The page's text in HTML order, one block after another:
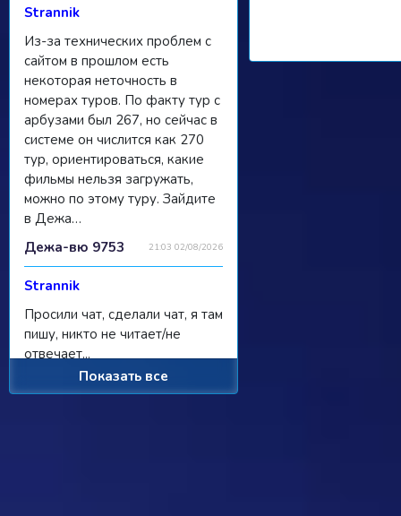
Strannik
Из-за технических проблем с
сайтом в прошлом есть
некоторая неточность в
номерах туров. По факту тур с
арбузами был 267, но сейчас в
системе он числится как 270
тур, ориентироваться, какие
фильмы нельзя загружать,
можно по этому туру. Зайдите
в Дежа…
21:03 02/08/2026
Дежа-вю 9753
Strannik
Просили чат, сделали чат, я там
пишу, никто не читает/не
отвечает...
11:55 31/07/2026
Ребус 1184Показать все